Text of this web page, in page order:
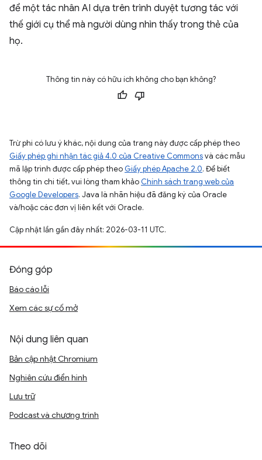
để một tác nhân AI dựa trên trình duyệt tương tác với
thế giới cụ thể mà người dùng nhìn thấy trong thẻ của
họ.
Thông tin này có hữu ích không cho bạn không?
Trừ phi có lưu ý khác, nội dung của trang này được cấp phép theo
Giấy phép ghi nhận tác giả 4.0 của Creative Commonsvà các mẫu
mã lập trình được cấp phép theo Giấy phép Apache 2.0. Để biết
thông tin chi tiết, vui lòng tham khảo Chính sách trang web của
Google Developers. Java là nhãn hiệu đã đăng ký của Oracle
và/hoặc các đơn vị liên kết với Oracle.
Cập nhật lần gần đây nhất: 2026-03-11 UTC.
Đóng góp
Báo cáo lỗi
Xem các sự cố mở
Nội dung liên quan
Bản cập nhật Chromium
Nghiên cứu điển hình
Lưu trữ
Podcast và chương trình
Theo dõi